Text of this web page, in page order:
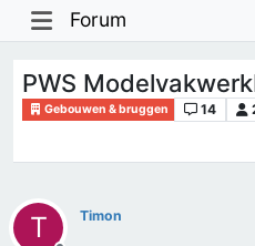
Forum
PWS
Gebouwen & bruggen 14
T Timon